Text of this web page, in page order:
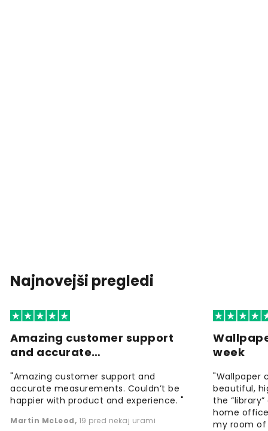
Najnovejši pregledi
Amazing customer support
and accurate…
"Amazing customer support and
accurate measurements. Couldn’t be
happier with product and experience. "
Martin McLeod, 19 pred nekaj urami
week
"Wallpaper
beautiful,
the
home
my room of